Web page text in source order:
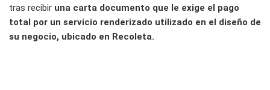
tras recibir una carta documento que le exige el pago
total por un servicio renderizado utilizado en el diseño de
su negocio, ubicado en Recoleta.